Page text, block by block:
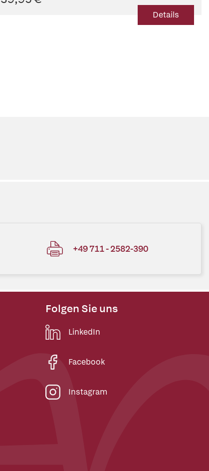
Details
+49 711 - 2582-390
Folgen Sie uns
LinkedIn
Facebook
Instagram